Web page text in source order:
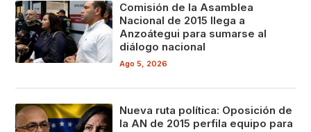
Comisión de la Asamblea
Nacional de 2015 llega a
Anzoátegui para sumarse al
diálogo nacional
Ago 5, 2026
Nueva ruta política: Oposición de
la AN de 2015 perfila equipo para